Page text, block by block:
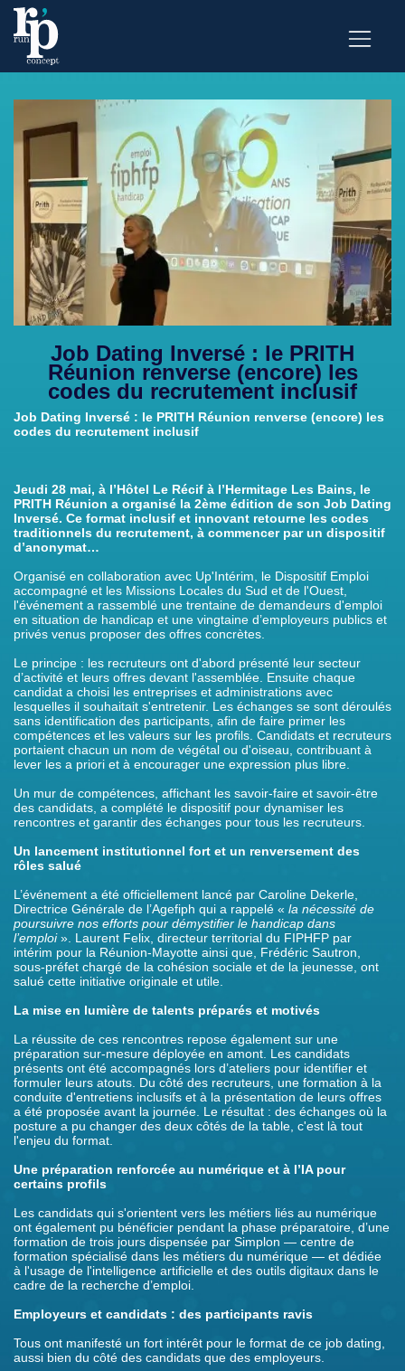
Job Dating Inversé : le PRITH
Réunion renverse (encore) les
codes du recrutement inclusif
Job Dating Inversé : le PRITH Réunion renverse (encore) les
codes du recrutement inclusif
Jeudi 28 mai, à l’Hôtel Le Récif à l’Hermitage Les Bains, le
PRITH Réunion a organisé la 2ème édition de son Job Dating
Inversé. Ce format inclusif et innovant retourne les codes
traditionnels du recrutement, à commencer par un dispositif
d’anonymat…
Organisé en collaboration avec Up'Intérim, le Dispositif Emploi
accompagné et les Missions Locales du Sud et de l'Ouest,
l'événement a rassemblé une trentaine de demandeurs d'emploi
en situation de handicap et une vingtaine d’employeurs publics et
privés venus proposer des offres concrètes.
Le principe : les recruteurs ont d'abord présenté leur secteur
d’activité et leurs offres devant l'assemblée. Ensuite chaque
candidat a choisi les entreprises et administrations avec
lesquelles il souhaitait s'entretenir. Les échanges se sont déroulés
sans identification des participants, afin de faire primer les
compétences et les valeurs sur les profils. Candidats et recruteurs
portaient chacun un nom de végétal ou d'oiseau, contribuant à
lever les a priori et à encourager une expression plus libre.
Un mur de compétences, affichant les savoir-faire et savoir-être
des candidats, a complété le dispositif pour dynamiser les
rencontres et garantir des échanges pour tous les recruteurs.
Un lancement institutionnel fort et un renversement des
rôles salué
L’événement a été officiellement lancé par Caroline Dekerle,
Directrice Générale de l’Agefiph qui a rappelé « la nécessité de
poursuivre nos efforts pour démystifier le handicap dans
l’emploi». Laurent Felix, directeur territorial du FIPHFP par
intérim pour la Réunion-Mayotte ainsi que, Frédéric Sautron,
sous-préfet chargé de la cohésion sociale et de la jeunesse, ont
salué cette initiative originale et utile.
La mise en lumière de talents préparés et motivés
La réussite de ces rencontres repose également sur une
préparation sur-mesure déployée en amont. Les candidats
présents ont été accompagnés lors d’ateliers pour identifier et
formuler leurs atouts. Du côté des recruteurs, une formation à la
conduite d'entretiens inclusifs et à la présentation de leurs offres
a été proposée avant la journée. Le résultat : des échanges où la
posture a pu changer des deux côtés de la table, c'est là tout
l'enjeu du format.
Une préparation renforcée au numérique et à l’IA pour
certains profils
Les candidats qui s'orientent vers les métiers liés au numérique
ont également pu bénéficier pendant la phase préparatoire, d’une
formation de trois jours dispensée par Simplon — centre de
formation spécialisé dans les métiers du numérique — et dédiée
à l'usage de l'intelligence artificielle et des outils digitaux dans le
cadre de la recherche d’emploi.
Employeurs et candidats : des participants ravis
Tous ont manifesté un fort intérêt pour le format de ce job dating,
aussi bien du côté des candidats que des employeurs.